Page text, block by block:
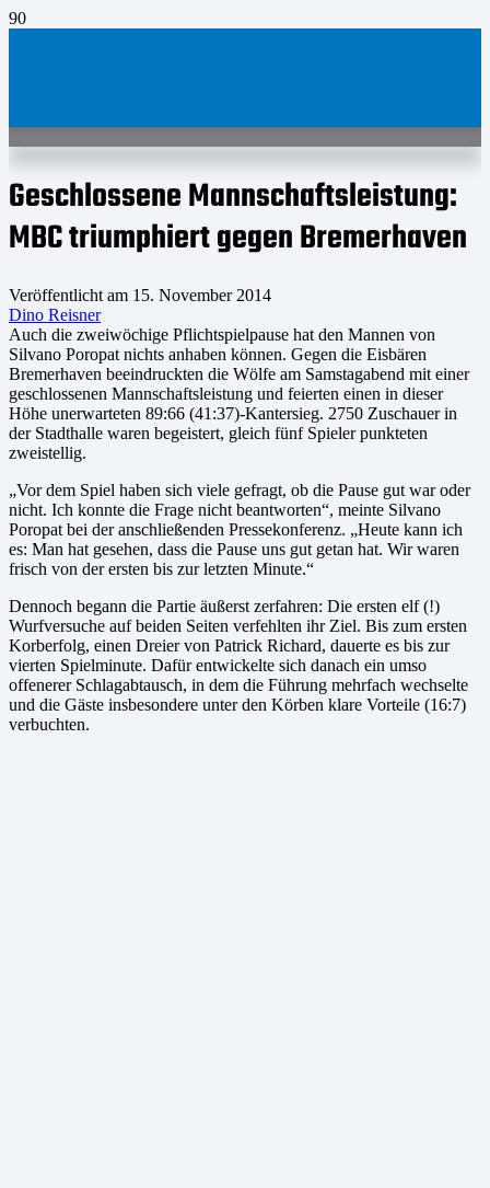
Geschlossene Mannschaftsleistung:
MBC triumphiert gegen Bremerhaven
Veröffentlicht am 15. November 2014
Dino Reisner
Auch die zweiwöchige Pflichtspielpause hat den Mannen von
Silvano Poropat nichts anhaben können. Gegen die Eisbären
Bremerhaven beeindruckten die Wölfe am Samstagabend mit einer
geschlossenen Mannschaftsleistung und feierten einen in dieser
Höhe unerwarteten 89:66 (41:37)-Kantersieg. 2750 Zuschauer in
der Stadthalle waren begeistert, gleich fünf Spieler punkteten
zweistellig.
„Vor dem Spiel haben sich viele gefragt, ob die Pause gut war oder
nicht. Ich konnte die Frage nicht beantworten“, meinte Silvano
Poropat bei der anschließenden Pressekonferenz. „Heute kann ich
es: Man hat gesehen, dass die Pause uns gut getan hat. Wir waren
frisch von der ersten bis zur letzten Minute.“
Dennoch begann die Partie äußerst zerfahren: Die ersten elf (!)
Wurfversuche auf beiden Seiten verfehlten ihr Ziel. Bis zum ersten
Korberfolg, einen Dreier von Patrick Richard, dauerte es bis zur
vierten Spielminute. Dafür entwickelte sich danach ein umso
offenerer Schlagabtausch, in dem die Führung mehrfach wechselte
und die Gäste insbesondere unter den Körben klare Vorteile (16:7)
verbuchten.